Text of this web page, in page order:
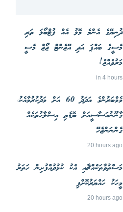
ދުނިޔޭގެ އެންމެ މޮޅު އެއް ފުޓްބޯޅަ ތަރި
މެސީގެ ބައްޕަ އަދި އޭޖެންޓް ޖޯޖް މެސީ
މަރުވެއްޖެ!
in 4 hours
މެމްބަރުންގެ އަދަދު 60 އަށް މަދުކުރުމާއެކު،
ގާނޫނުއަސާސީއަށް ބޮޑެތި އިސްލާހުތަކެއް
ގެންނަންޖެހޭ
20 hours ago
މަސްތުވާތަކެއްޗާއި އެކު ކުޅުދުއްފުށިން ހަތަރު
މީހަކު ހައްޔަރުކޮށްފި
20 hours ago